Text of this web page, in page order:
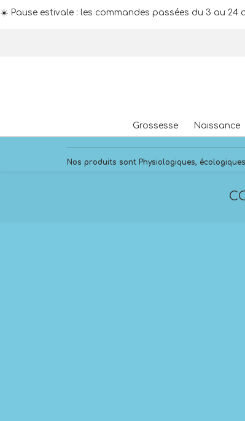
☀️ Pause estivale : les commandes passées du 3 au
Grossesse Naissance
Nos produits sont Physiologiques,